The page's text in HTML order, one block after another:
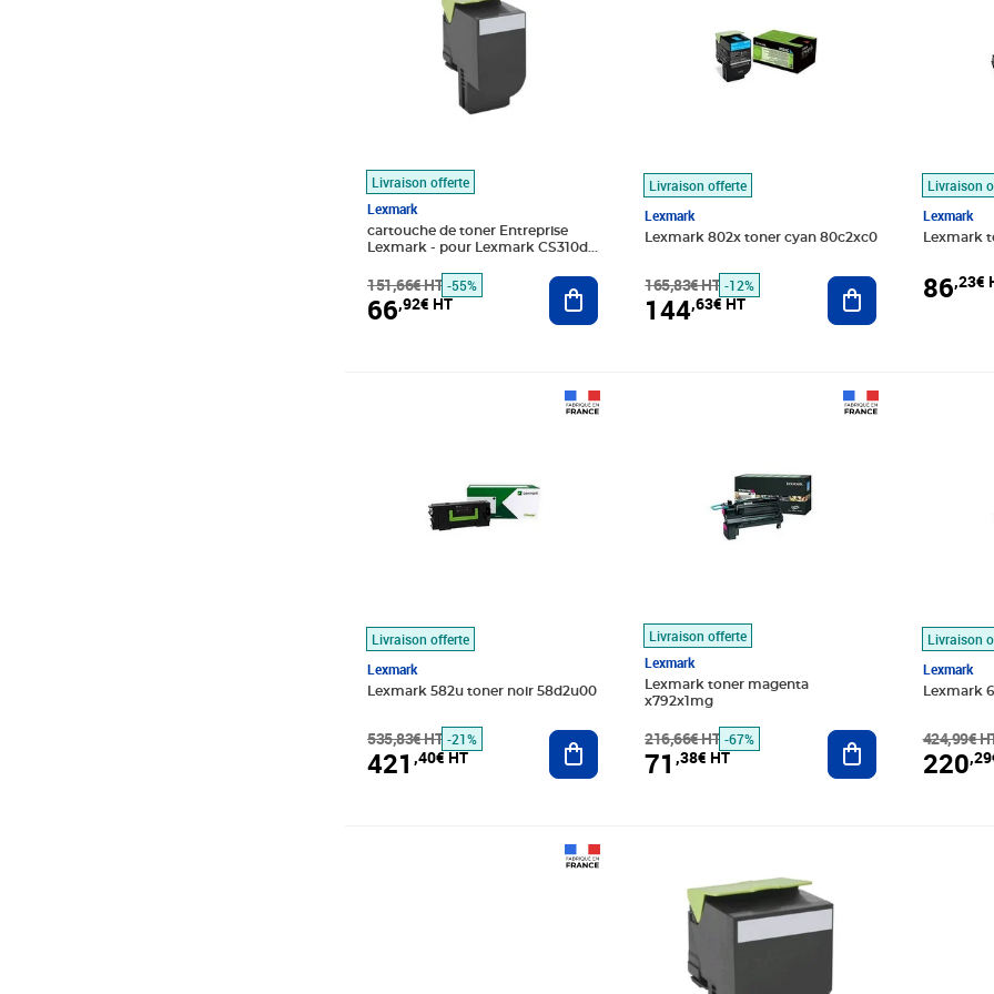
Livraison offerte
Lexmark
cartouche de toner Entreprise
Lexmark - pour Lexmark CS310dn,
151,66€ HT -55%
66,92€ HT
Ajouter au panier
Livraison offerte
Lexmark
Lexmark 802x toner cyan 80c2xc0
165,83€ HT -12%
144,63€ HT
Ajouter au panier
Livraison
Lexmark
Lexmark
86,23€
Livraison offerte
Lexmark
Lexmark 582u toner noir 58d2u00
535,83€ HT -21%
421 ,40€ HT
Ajouter au panier
Livraison offerte
Lexmark
Lexmark toner magenta
x792x1mg
216,66€ HT -67%
71,38€ HT
Ajouter au panier
Livraison
Lexmark
Lexmark
424,99€
220